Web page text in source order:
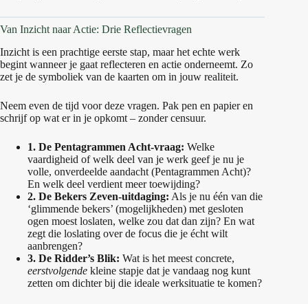
Van Inzicht naar Actie: Drie Reflectievragen
Inzicht is een prachtige eerste stap, maar het echte werk
begint wanneer je gaat reflecteren en actie onderneemt. Zo
zet je de symboliek van de kaarten om in jouw realiteit.
Neem even de tijd voor deze vragen. Pak pen en papier en
schrijf op wat er in je opkomt – zonder censuur.
1. De Pentagrammen Acht-vraag: Welke
vaardigheid of welk deel van je werk geef je nu je
volle, onverdeelde aandacht (Pentagrammen Acht)?
En welk deel verdient meer toewijding?
2. De Bekers Zeven-uitdaging: Als je nu één van die
‘glimmende bekers’ (mogelijkheden) met gesloten
ogen moest loslaten, welke zou dat dan zijn? En wat
zegt die loslating over de focus die je écht wilt
aanbrengen?
3. De Ridder’s Blik: Wat is het meest concrete,
eerstvolgende kleine stapje dat je vandaag nog kunt
zetten om dichter bij die ideale werksituatie te komen?